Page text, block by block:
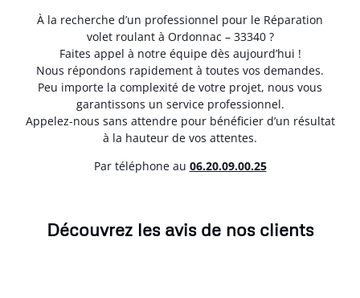
À la recherche d’un professionnel pour le Réparation
volet roulant à Ordonnac – 33340 ?
Faites appel à notre équipe dès aujourd’hui !
Nous répondons rapidement à toutes vos demandes.
Peu importe la complexité de votre projet, nous vous
garantissons un service professionnel.
Appelez-nous sans attendre pour bénéficier d’un résultat
à la hauteur de vos attentes.
Par téléphone au 06.20.09.00.25
Découvrez les avis de nos clients